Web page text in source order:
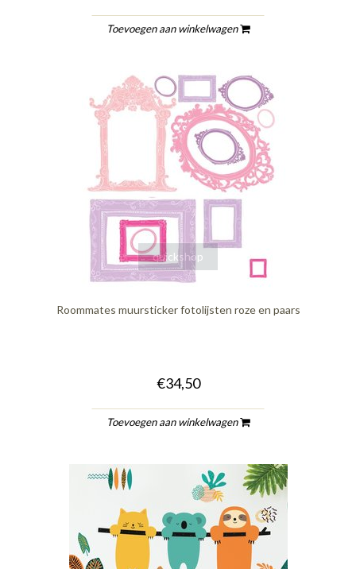
Toevoegen aan winkelwagen
quickshop
Roommates muursticker fotolijsten roze en paars
€34,50
Toevoegen aan winkelwagen